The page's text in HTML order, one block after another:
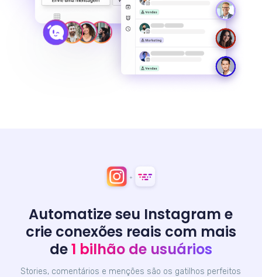
Automatize seu Instagram e
crie conexões reais com mais
de1 bilhão de usuários
Stories, comentários e menções são os gatilhos perfeitos